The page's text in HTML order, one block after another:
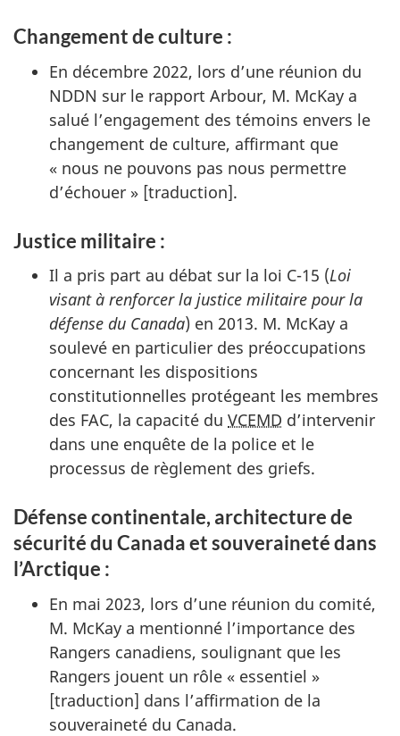
Changement de culture :
En décembre 2022, lors d’une réunion du
NDDN sur le rapport Arbour, M. McKay a
salué l’engagement des témoins envers le
changement de culture, affirmant que
« nous ne pouvons pas nous permettre
d’échouer » [traduction].
Justice militaire :
Il a pris part au débat sur la loi C-15 (Loi
visant à renforcer la justice militaire pour la
défense du Canada) en 2013. M. McKay a
soulevé en particulier des préoccupations
concernant les dispositions
constitutionnelles protégeant les membres
des FAC, la capacité du VCEMD d’intervenir
dans une enquête de la police et le
processus de règlement des griefs.
Défense continentale, architecture de
sécurité du Canada et souveraineté dans
l’Arctique :
En mai 2023, lors d’une réunion du comité,
M. McKay a mentionné l’importance des
Rangers canadiens, soulignant que les
Rangers jouent un rôle « essentiel »
[traduction] dans l’affirmation de la
souveraineté du Canada.